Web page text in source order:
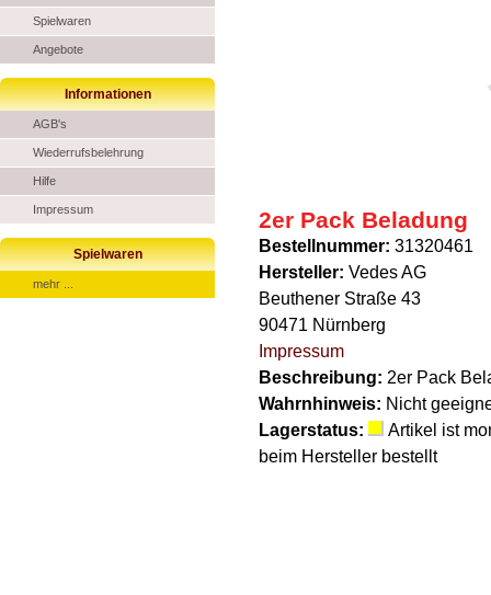
Spielwaren
Angebote
Informationen
AGB's
Wiederrufsbelehrung
Hilfe
Impressum
Spielwaren
mehr ...
2er Pack Beladung
Bestellnummer: 31320461
Hersteller: Vedes AG
Beuthener Straße 43
90471 Nürnberg
Impressum
Beschreibung: 2er Pack
Wahrnhinweis: Nicht
Lagerstatus:
Artikel ist
beim Hersteller bestellt